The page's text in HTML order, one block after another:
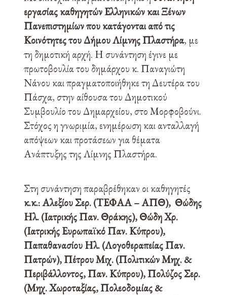
εργασίας καθηγητών Ελληνικών και Ξένων
Πανεπιστημίων που κατάγονται από τις
Κοινότητες του Δήμου Λίμνης Πλαστήρα, με
τη δημοτική αρχή. Η συνάντηση έγινε με
πρωτοβουλία του δημάρχου κ. Παναγιώτη
Νάνου και πραγματοποιήθηκε τη Δευτέρα του
Πάσχα, στην αίθουσα του Δημοτικού
Συμβουλίο του Δημαρχείου, στο Μορφοβούνι.
Στόχος η γνωριμία, ενημέρωση και ανταλλαγή
απόψεων και προτάσεων για θέματα
Ανάπτυξης της Λίμνης Πλαστήρα.
Στη συνάντηση παραβρέθηκαν οι καθηγητές
κ.κ.: Αλεξίου Σερ. (ΤΕΦΑΑ – ΑΠΘ), Θώδης
Ηλ. (Ιατρικής Παν. Θράκης), Θώδη Χρ.
(Ιατρικής Ευρωπαϊκό Παν. Κύπρου),
Παπαθανασίου Ηλ. (Λογοθεραπείας Παν.
Πατρών), Πέτρου Μιχ. (Πολιτικών Μηχ. &
Περιβάλλοντος, Παν. Κύπρου), Πολύζος Σερ.
(Μηχ. Χωροταξίας, Πολεοδομίας &